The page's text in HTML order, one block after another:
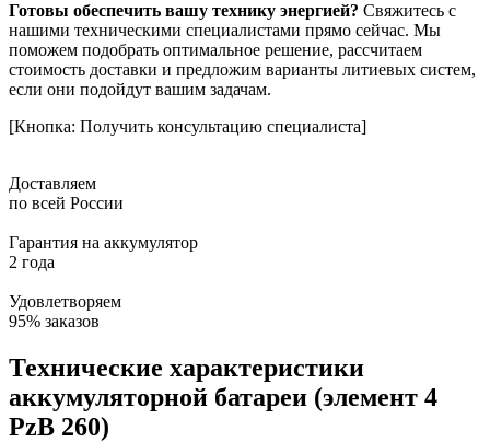
Готовы обеспечить вашу технику энергией? Свяжитесь с
нашими техническими специалистами прямо сейчас. Мы
поможем подобрать оптимальное решение, рассчитаем
стоимость доставки и предложим варианты литиевых систем,
если они подойдут вашим задачам.
[Кнопка: Получить консультацию специалиста]
Доставляем
по всей России
Гарантия на аккумулятор
2 года
Удовлетворяем
95% заказов
Технические характеристики
аккумуляторной батареи (элемент 4
PzB 260)